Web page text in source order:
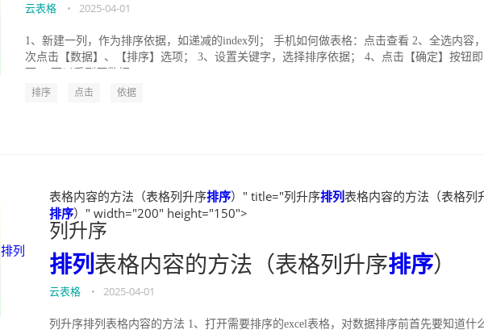
云表格 • 2025-04-01
1、新建一列，作为排序依据，如递减的index列； 手机如何做表格：点击查看 2、全选内容
次点击【数据】、【排序】选项； 3、设置关键字，选择排序依据； 4、点击【确定】按钮即
排序 点击 依据
排列
表格内容的方法（表格列升序排序）" title="列升序排列表格内容的方法（表格列
排序）" width="200" height="150">
列升序
排列表格内容的方法（表格列升序排序）
云表格 • 2025-04-01
列升序排列表格内容的方法 1、打开需要排序的excel表格，对数据排序前首先要知道什